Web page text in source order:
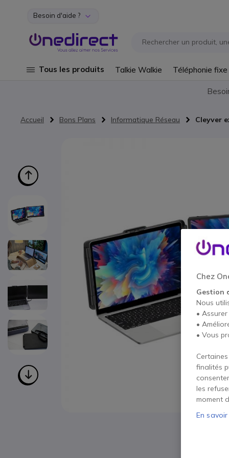
Aller au contenu
Besoin d'aide ?
Tous les produits Talkie Walkie Téléphonie fixe
Accueil Bons Plans Informatique Réseau Cleyver
Chez
Gestion
Nous
•
•
• Vous
finalités
les
moment
En